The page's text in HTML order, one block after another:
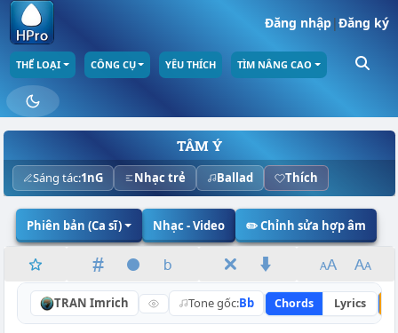
Đăng nhập|Đăng ký
THỂ LOẠI CÔNG CỤ YÊU THÍCH TÌM NÂNG CAO
TÂM Ý
Sáng tác:1nG Nhạc trẻ Ballad Thích
Phiên bản (Ca sĩ) Nhạc - Video ✏️ Chỉnh sửa hợp âm
TRAN Imrich Tone gốc:Bb Chords Lyrics